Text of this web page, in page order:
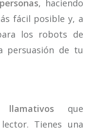
, haciendo
fácil posible y, a
los robots de
persuasión de tu
llamativos
que
Tienes una